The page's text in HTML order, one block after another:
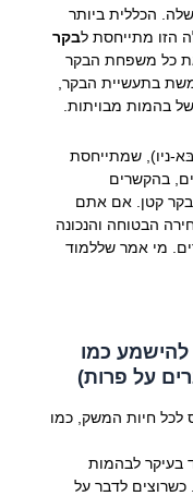
הכללית ביותר
הזו מתייחסת לבקר
כל משפחת הבקר
בתעשיית הבקר,
בהמות מבויתות.
ניו), שמתייחסת
בהקשרים
בקר קטן. אם אתם
הבטוחה והנכונה
מי אמר שללמוד
להישמע כמו
על פרות)
לכל חיות המשק, כמו
בעיקר לבהמות
כשרוצים לדבר על